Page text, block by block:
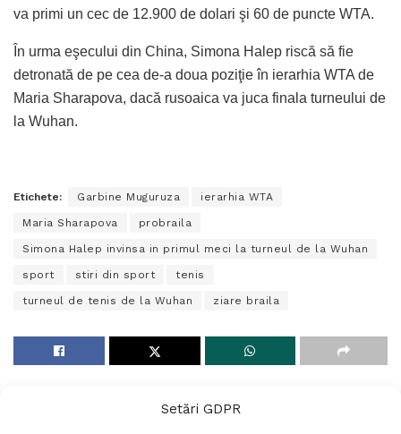
Setări GDPR
va primi un cec de 12.900 de dolari şi 60 de puncte WTA.
În urma eşecului din China, Simona Halep riscă să fie
detronată de pe cea de-a doua poziţie în ierarhia WTA de
Maria Sharapova, dacă rusoaica va juca finala turneului de
la Wuhan.
Etichete: Garbine Muguruza ierarhia WTA
Maria Sharapova probraila
Simona Halep invinsa in primul meci la turneul de la Wuhan
sport stiri din sport tenis
turneul de tenis de la Wuhan ziare braila